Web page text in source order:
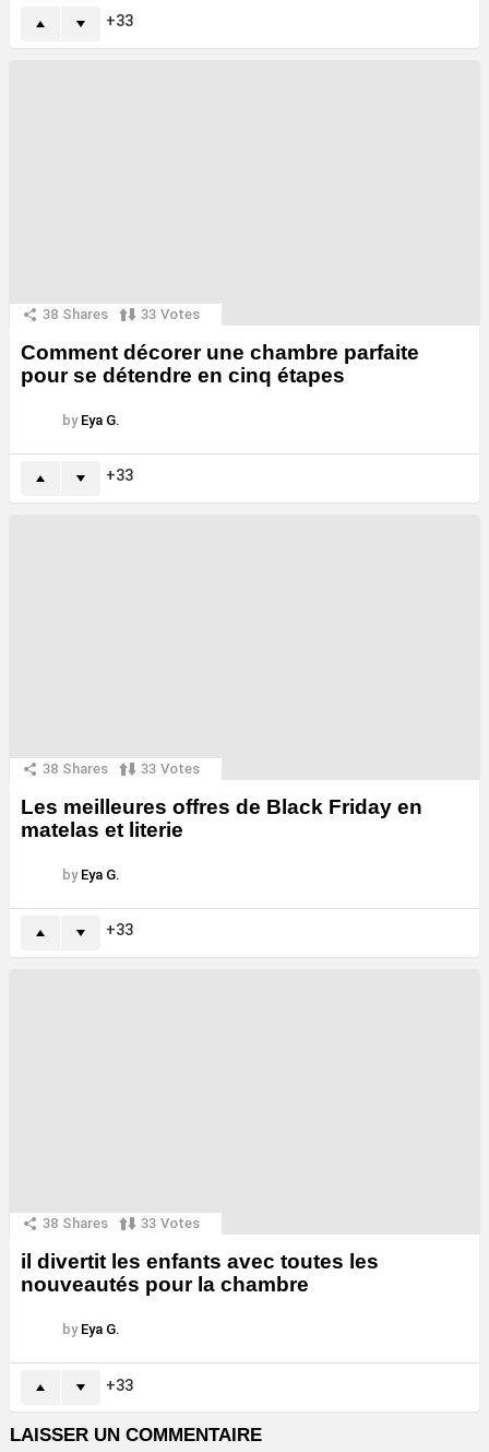
33
38 Shares 33 Votes
Comment décorer une chambre parfaite
pour se détendre en cinq étapes
by Eya G.
33
38 Shares 33 Votes
Les meilleures offres de Black Friday en
matelas et literie
by Eya G.
33
38 Shares 33 Votes
il divertit les enfants avec toutes les
nouveautés pour la chambre
by Eya G.
33
LAISSER UN COMMENTAIRE